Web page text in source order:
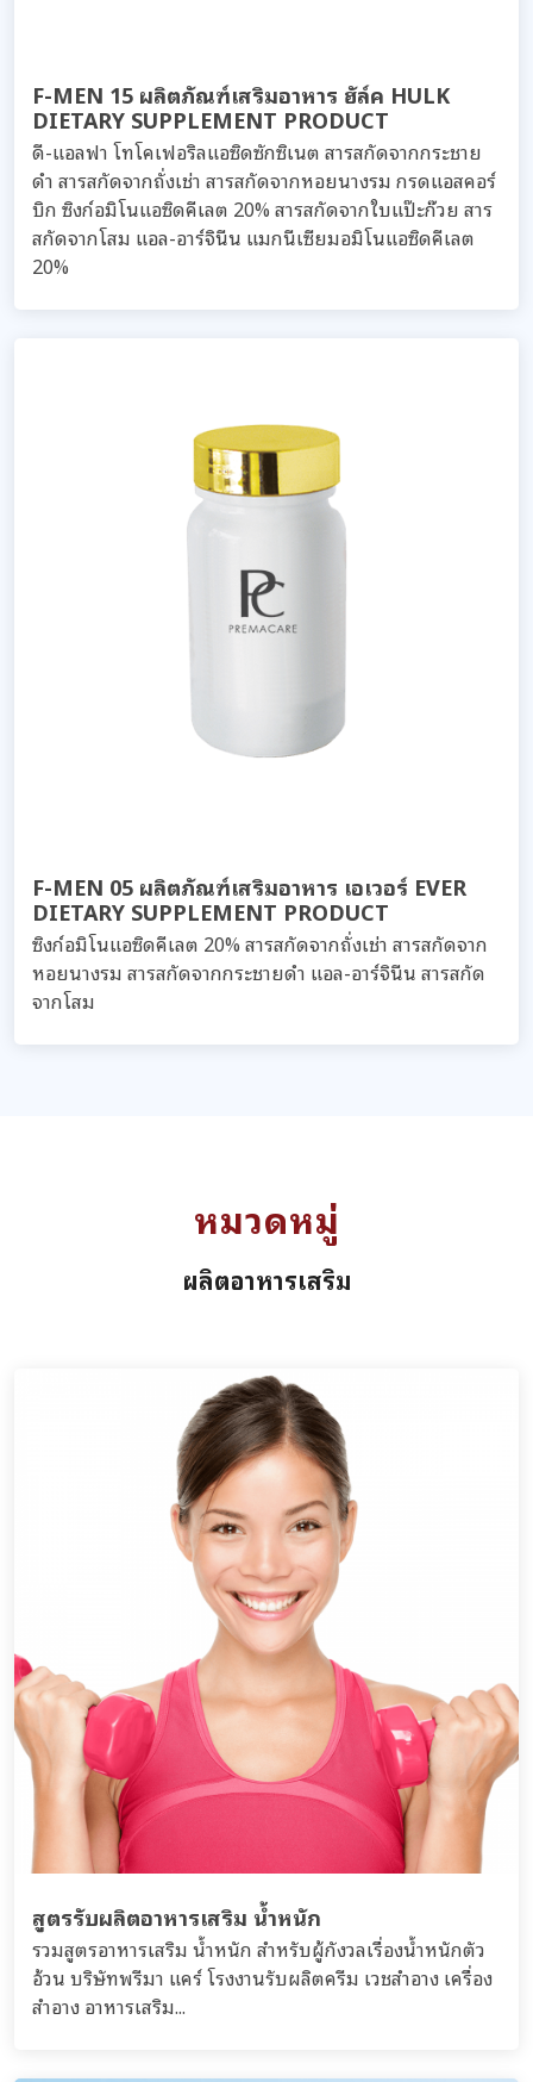
F-MEN 15 ผลิตภัณฑ์เสริมอาหาร ฮัล์ค HULK
DIETARY SUPPLEMENT PRODUCT
ดี-แอลฟา โทโคเฟอริลแอซิดซักซิเนต สารสกัดจากกระชาย
ดำ สารสกัดจากถั่งเช่า สารสกัดจากหอยนางรม กรดแอสคอร์
บิก ซิงก์อมิโนแอซิดคีเลต 20% สารสกัดจากใบแป๊ะก๊วย สาร
สกัดจากโสม แอล-อาร์จินีน แมกนีเซียมอมิโนแอซิดคีเลต
20%
F-MEN 05 ผลิตภัณฑ์เสริมอาหาร เอเวอร์ EVER
DIETARY SUPPLEMENT PRODUCT
ซิงก์อมิโนแอซิดคีเลต 20% สารสกัดจากถั่งเช่า สารสกัดจาก
หอยนางรม สารสกัดจากกระชายดำ แอล-อาร์จินีน สารสกัด
จากโสม
หมวดหมู่
ผลิตอาหารเสริม
สูตรรับผลิตอาหารเสริม น้ำหนัก
รวมสูตรอาหารเสริม น้ำหนัก สำหรับผู้กังวลเรื่องน้ำหนักตัว
อ้วน บริษัทพรีมา แคร์ โรงงานรับผลิตครีม เวชสำอาง เครื่อง
สำอาง อาหารเสริม...